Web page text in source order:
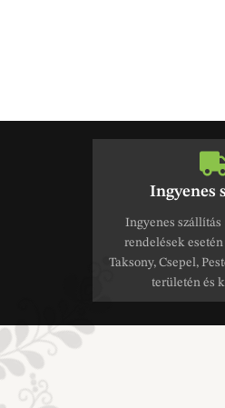
Ingyenes
Ingyenes szállítás
rendelések
Taksony, Csepel,
területén és